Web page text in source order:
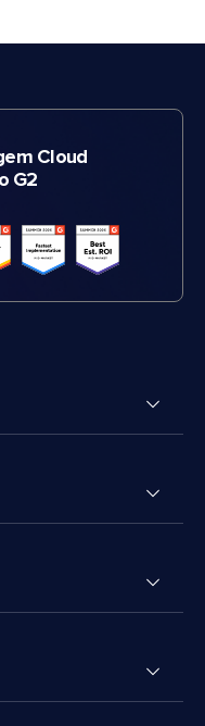
Cloud
G2